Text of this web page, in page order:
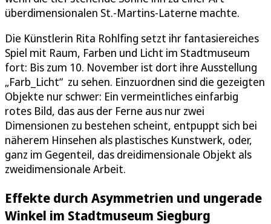
überdimensionalen St.-Martins-Laterne machte.
Die Künstlerin Rita Rohlfing setzt ihr fantasiereiches
Spiel mit Raum, Farben und Licht im Stadtmuseum
fort: Bis zum 10. November ist dort ihre Ausstellung
„Farb_Licht“ zu sehen. Einzuordnen sind die gezeigten
Objekte nur schwer: Ein vermeintliches einfarbig
rotes Bild, das aus der Ferne aus nur zwei
Dimensionen zu bestehen scheint, entpuppt sich bei
näherem Hinsehen als plastisches Kunstwerk, oder,
ganz im Gegenteil, das dreidimensionale Objekt als
zweidimensionale Arbeit.
Effekte durch Asymmetrien und ungerade
Winkel im Stadtmuseum Siegburg